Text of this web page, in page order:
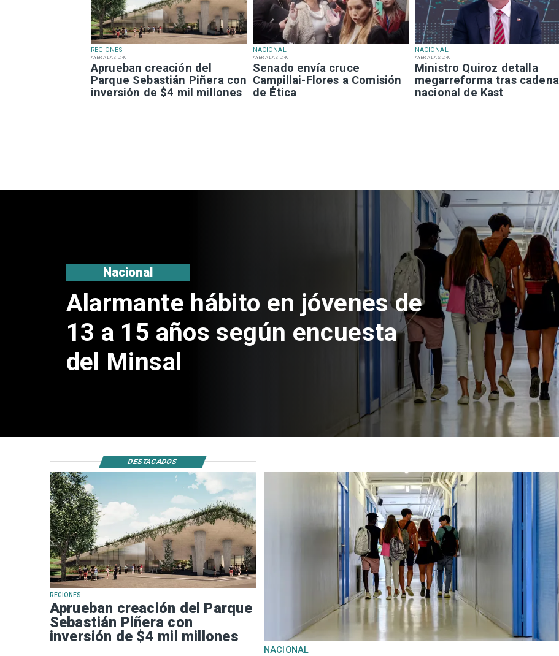
REGIONES
AYER A LAS 9:49
Aprueban creación del
Parque Sebastián Piñera con
inversión de $4 mil millones
NACIONAL
AYER A LAS 9:49
Senado envía cruce
Campillai-Flores a Comisión
de Ética
NACIONAL
AYER A LAS 9:49
Ministro Quiroz detalla
megarreforma tras cadena
nacional de Kast
Aprueban creación del Parque
Sebastián Piñera con inversión
de $4 mil millones
Regiones
REGIONES
Aprueban creación del Parque
Sebastián Piñera con
inversión de $4 mil millones
NACIONAL
DESTACADOS